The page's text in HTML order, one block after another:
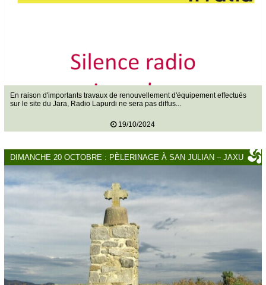
En raison d'importants travaux de renouvellement d'équipement effectués
sur le site du Jara, Radio Lapurdi ne sera pas diffus...
19/10/2024
DIMANCHE 20 OCTOBRE : PÈLERINAGE À SAN JULIAN – JAXU